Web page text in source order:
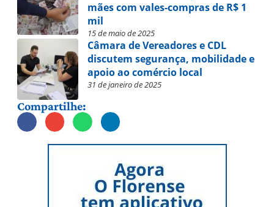
mães com vales-compras de R$ 1
mil
15 de maio de 2025
Câmara de Vereadores e CDL
discutem segurança, mobilidade e
apoio ao comércio local
31 de janeiro de 2025
Compartilhe: